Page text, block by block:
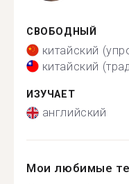
СВОБОДНЫЙ
китайский
китайский
ИЗУЧАЕТ
английский
Мои любимые